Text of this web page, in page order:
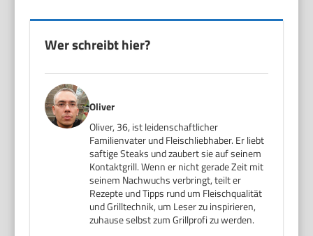
Wer schreibt hier?
Oliver
Oliver, 36, ist leidenschaftlicher
Familienvater und Fleischliebhaber. Er liebt
saftige Steaks und zaubert sie auf seinem
Kontaktgrill. Wenn er nicht gerade Zeit mit
seinem Nachwuchs verbringt, teilt er
Rezepte und Tipps rund um Fleischqualität
und Grilltechnik, um Leser zu inspirieren,
zuhause selbst zum Grillprofi zu werden.